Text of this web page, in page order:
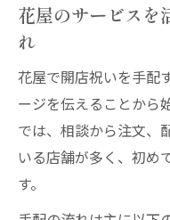
花屋のサービスを
れ
花屋で開店祝いを手配
ージを伝えることから
では、相談から注文、
いる店舗が多く、初め
す。